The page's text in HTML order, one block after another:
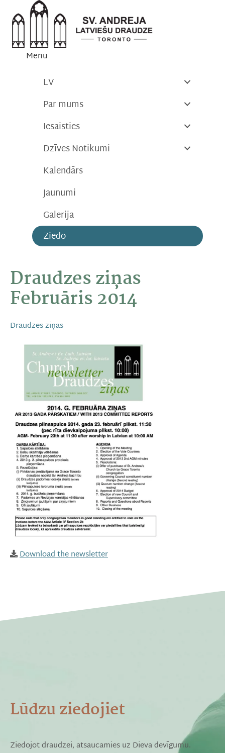
Menu
LV
Par mums
Iesaisties
Dzīves Notikumi
Kalendārs
Jaunumi
Galerija
Ziedo
Draudzes ziņas
Februāris 2014
Draudzes ziņas
Download the newsletter
Lūdzu ziedojiet
Ziedojot draudzei, atsaucamies uz Dieva devīgumu.